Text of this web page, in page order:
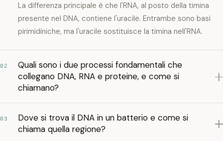
La differenza principale è che l'RNA, al posto della timina
presente nel DNA, contiene l'uracile. Entrambe sono basi
pirimidiniche, ma l'uracile sostituisce la timina nell'RNA.
02
Quali sono i due processi fondamentali che
collegano DNA, RNA e proteine, e come si
chiamano?
03
Dove si trova il DNA in un batterio e come si
chiama quella regione?